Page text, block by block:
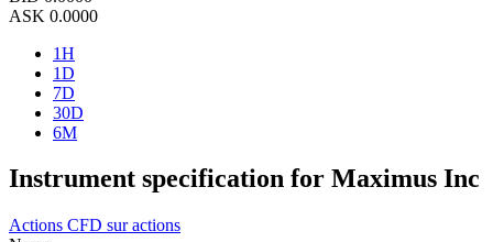
ASK 0.0000
1H
1D
7D
30D
6M
Instrument specification for Maximus Inc
Actions CFD sur actions